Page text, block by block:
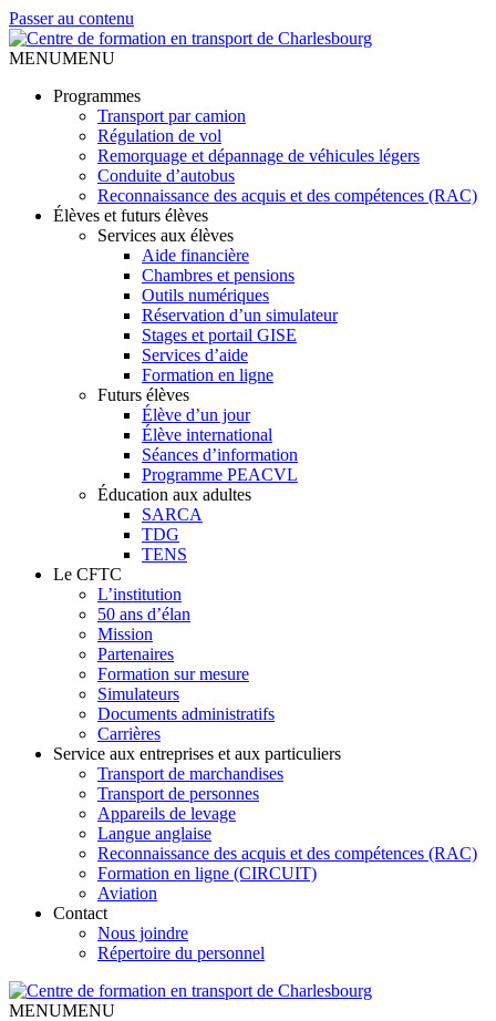
Passer au contenu
MENUMENU
Programmes
Transport par camion
Régulation de vol
Remorquage et dépannage de véhicules légers
Conduite d’autobus
Reconnaissance des acquis et des compétences (RAC)
Élèves et futurs élèves
Services aux élèves
Aide financière
Chambres et pensions
Outils numériques
Réservation d’un simulateur
Stages et portail GISE
Services d’aide
Formation en ligne
Futurs élèves
Élève d’un jour
Élève international
Séances d’information
Programme PEACVL
Éducation aux adultes
SARCA
TDG
TENS
Le CFTC
L’institution
50 ans d’élan
Mission
Partenaires
Formation sur mesure
Simulateurs
Documents administratifs
Carrières
Service aux entreprises et aux particuliers
Transport de marchandises
Transport de personnes
Appareils de levage
Langue anglaise
Reconnaissance des acquis et des compétences (RAC)
Formation en ligne (CIRCUIT)
Aviation
Contact
Nous joindre
Répertoire du personnel
MENUMENU